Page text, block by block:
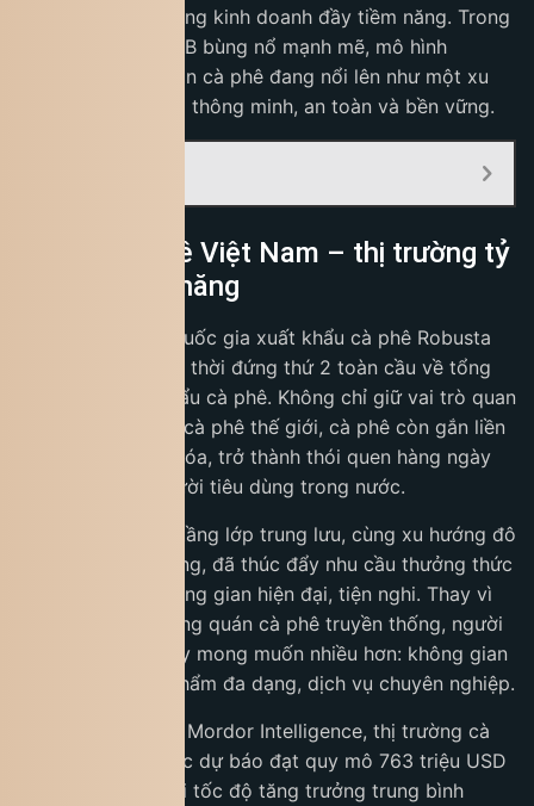
mở ra một thị trường kinh doanh đầy tiềm năng. Trong
bối cảnh ngành F&B bùng nổ mạnh mẽ, mô hình
nhượng quyền quán cà phê đang nổi lên như một xu
hướng khởi nghiệp thông minh, an toàn và bền vững.
Ngành cà phê Việt Nam – thị trường tỷ
đô đầy tiềm năng
Việt Nam hiện là quốc gia xuất khẩu cà phê Robusta
số 1 thế giới, đồng thời đứng thứ 2 toàn cầu về tổng
sản lượng xuất khẩu cà phê. Không chỉ giữ vai trò quan
trọng trên bản đồ cà phê thế giới, cà phê còn gắn liền
với đời sống văn hóa, trở thành thói quen hàng ngày
của hàng triệu người tiêu dùng trong nước.
Sự phát triển của tầng lớp trung lưu, cùng xu hướng đô
thị hóa nhanh chóng, đã thúc đẩy nhu cầu thưởng thức
cà phê tại các không gian hiện đại, tiện nghi. Thay vì
chỉ dừng lại ở những quán cà phê truyền thống, người
tiêu dùng ngày nay mong muốn nhiều hơn: không gian
trải nghiệm, sản phẩm đa dạng, dịch vụ chuyên nghiệp.
Theo báo cáo của Mordor Intelligence, thị trường cà
phê Việt Nam được dự báo đạt quy mô 763 triệu USD
vào năm 2029, với tốc độ tăng trưởng trung bình